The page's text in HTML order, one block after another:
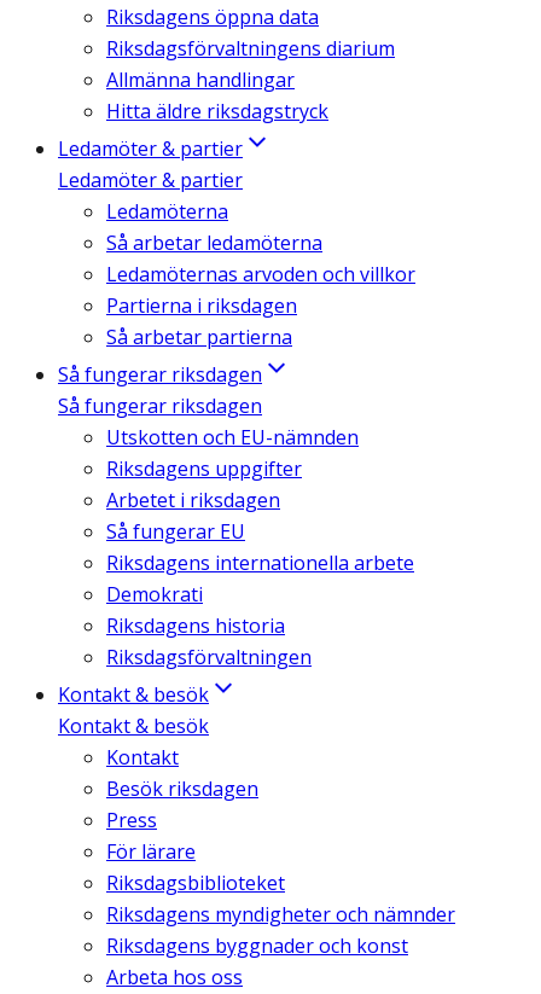
Riksdagens öppna data
Riksdagsförvaltningens diarium
Allmänna handlingar
Hitta äldre riksdagstryck
Ledamöter & partier
Ledamöter & partier
Ledamöterna
Så arbetar ledamöterna
Ledamöternas arvoden och villkor
Partierna i riksdagen
Så arbetar partierna
Så fungerar riksdagen
Så fungerar riksdagen
Utskotten och EU-nämnden
Riksdagens uppgifter
Arbetet i riksdagen
Så fungerar EU
Riksdagens internationella arbete
Demokrati
Riksdagens historia
Riksdagsförvaltningen
Kontakt & besök
Kontakt & besök
Kontakt
Besök riksdagen
Press
För lärare
Riksdagsbiblioteket
Riksdagens myndigheter och nämnder
Riksdagens byggnader och konst
Arbeta hos oss